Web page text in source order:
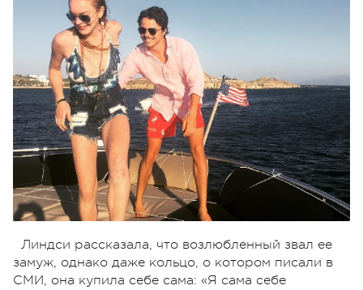
Линдси рассказала, что возлюбленный звал ее
замуж, однако даже кольцо, о котором писали в
СМИ, она купила себе сама: «Я сама себе